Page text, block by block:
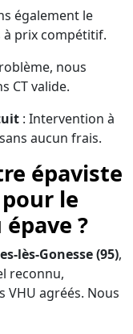
également le
à prix compétitif.
nous
CT valide.
: Intervention à
aucun frais.
épaviste
le
?
lès-Gonesse (95),
reconnu,
VHU agréés. Nous